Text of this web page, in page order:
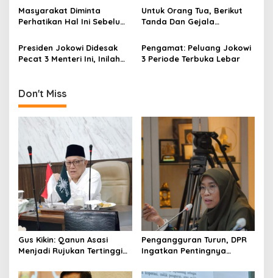
t
o
Masyarakat Diminta
Perhatikan Hal Ini Sebelum
Untuk Orang Tua, Berikut
Tanda Dan Gejala
Anak
Presiden Jokowi Didesak
Pecat 3 Menteri Ini, Inilah
Pengamat: Peluang Jokowi
3 Periode Terbuka Lebar
Don't Miss
Gus Kikin: Qanun Asasi
Menjadi Rujukan Tertinggi
Pengangguran Turun, DPR
Ingatkan Pentingnya
yang Layak